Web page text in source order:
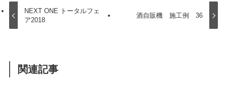
NEXT ONE トータルフェ
ア2018
酒自販機 施工例 36
関連記事